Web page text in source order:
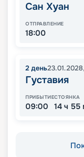
Сан Хуан
ОТПРАВЛЕНИЕ
18:00
2 день23.01.2028,
Густавия
ПРИБЫТИЕ
09:00
СТОЯНКА
14 ч 55